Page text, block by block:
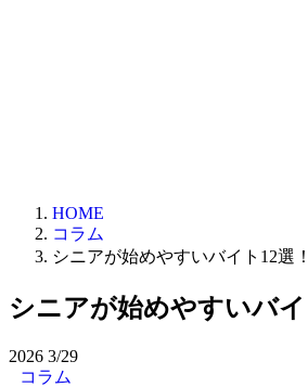
HOME
コラム
シニアが始めやすいバイト12選
シニアが始めやすいバ
2026 3/29
コラム